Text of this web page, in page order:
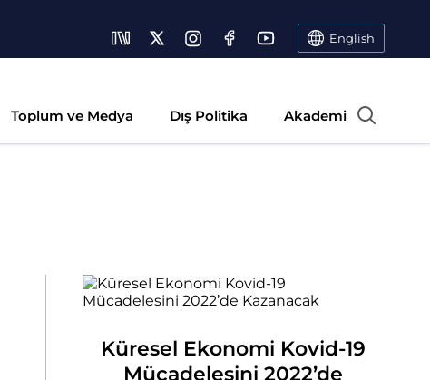
English
Toplum ve Medya Dış Politika Akademi
Küresel Ekonomi Kovid-19
Mücadelesini 2022’de